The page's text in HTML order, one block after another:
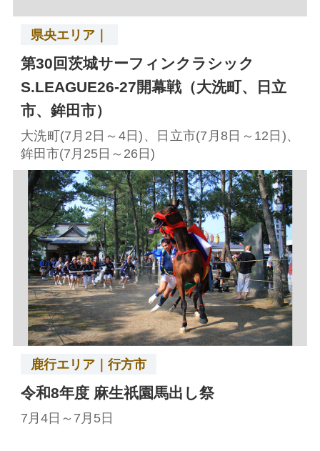
県央エリア｜
第30回茨城サーフィンクラシック
S.LEAGUE26-27開幕戦（大洗町、日立
市、鉾田市）
大洗町(7月2日～4日)、日立市(7月8日～12日)、
鉾田市(7月25日～26日)
鹿行エリア｜行方市
令和8年度 麻生祇園馬出し祭
7月4日～7月5日